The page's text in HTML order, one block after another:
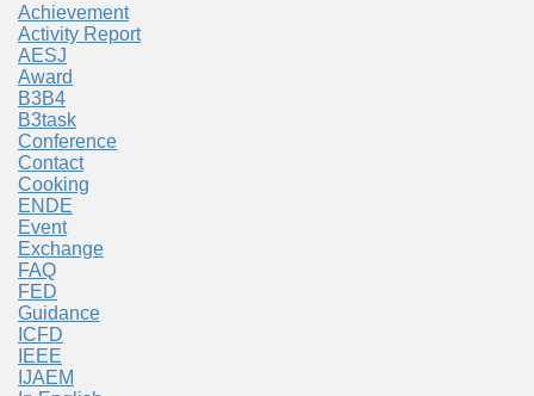
Achievement
Activity Report
AESJ
Award
B3B4
B3task
Conference
Contact
Cooking
ENDE
Event
Exchange
FAQ
FED
Guidance
ICFD
IEEE
IJAEM